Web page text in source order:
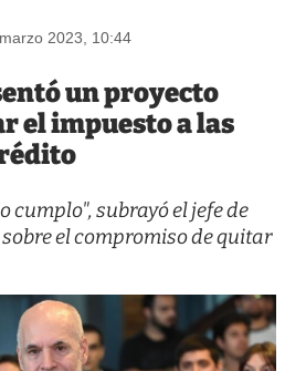
2023, 10:44
un proyecto
el impuesto a las
cumplo", subrayó el jefe de
el compromiso de quitar